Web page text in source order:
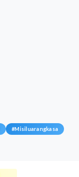
#Misiluarangkasa